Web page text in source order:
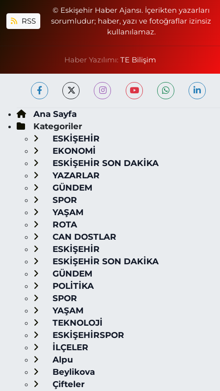
RSS
© Eskişehir Haber Ajansı. İçerikten yazarları
sorumludur; haber, yazı ve fotoğraflar izinsiz
kullanılamaz.
Haber Yazılımı: TE Bilişim
Ana Sayfa
Kategoriler
ESKİŞEHİR
EKONOMİ
ESKİŞEHİR SON DAKİKA
YAZARLAR
GÜNDEM
SPOR
YAŞAM
ROTA
CAN DOSTLAR
ESKİŞEHİR
ESKİŞEHİR SON DAKİKA
GÜNDEM
POLİTİKA
SPOR
YAŞAM
TEKNOLOJİ
ESKİŞEHİRSPOR
İLÇELER
Alpu
Beylikova
Çifteler